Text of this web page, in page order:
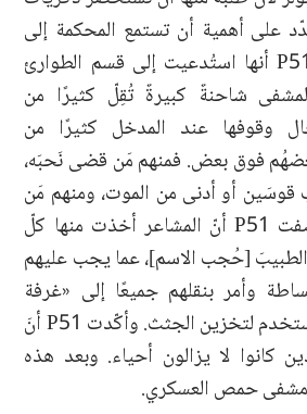
على أهمية أن تستمع المحكمة إلى
التفاصيل. أوضحت P51 أنها استُدعيت إلى قسم الطوارئ
شاحنةٌ كبيرةٌ تُقِلّ كثيرًا من
وقوفها عند المدخل كثيرًا من
فوق بعض. فمنهم مَن قضى نَحبَه،
قوسَين أو أدنى من الموت، ومنهم مَن
كان لا يزال حيّا. وصفت P51 أنّ المشاعر أخذت منها كلّ
الطبيبَ [حُجب الاسم]، عما يجب عليهم
وأمر بنقلهم جميعًا إلى «غرفة
التبريد» التي كانت تُستخدم لتخزين الجثث. وأكّدت P51 أنَ
كانوا لا يزالون أحياء. وبعد هذه